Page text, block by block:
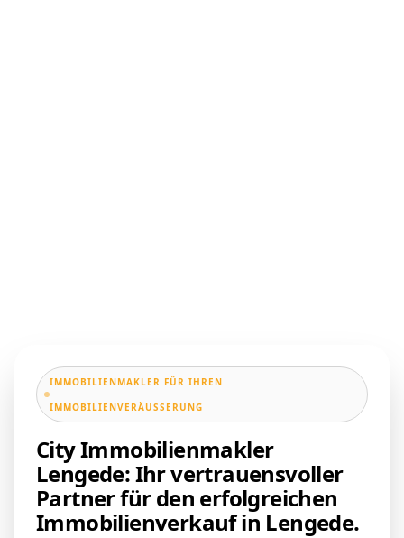
IMMOBILIENMAKLER FÜR IHREN
IMMOBILIENVERÄUSSERUNG
City Immobilienmakler
Lengede: Ihr vertrauensvoller
Partner für den erfolgreichen
Immobilienverkauf in Lengede.